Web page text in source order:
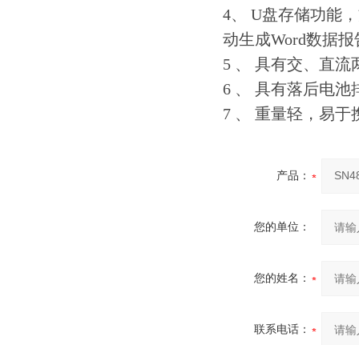
4、 U盘存储功能
动生成Word数据报
5 、 具有交、直流
6 、 具有落后电池
7 、 重量轻，易于
产品：
您的单位：
您的姓名：
联系电话：